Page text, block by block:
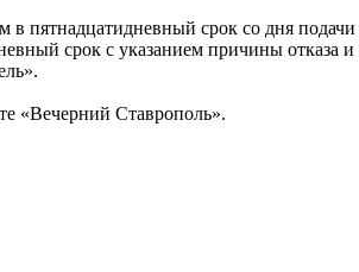
пятнадцатидневный срок со дня
срок с указанием причины отказа
«Вечерний Ставрополь».